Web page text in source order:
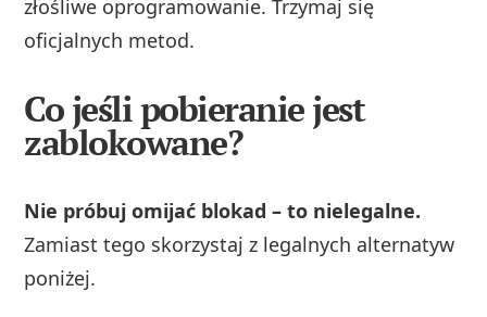
złośliwe oprogramowanie. Trzymaj się
oficjalnych metod.
Co jeśli pobieranie jest
zablokowane?
Nie próbuj omijać blokad – to nielegalne.
Zamiast tego skorzystaj z legalnych alternatyw
poniżej.